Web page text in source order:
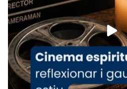
Foto
View on Facebook · Share
Arquebisbat de
1 week ago
«Avui les santes Juliana i